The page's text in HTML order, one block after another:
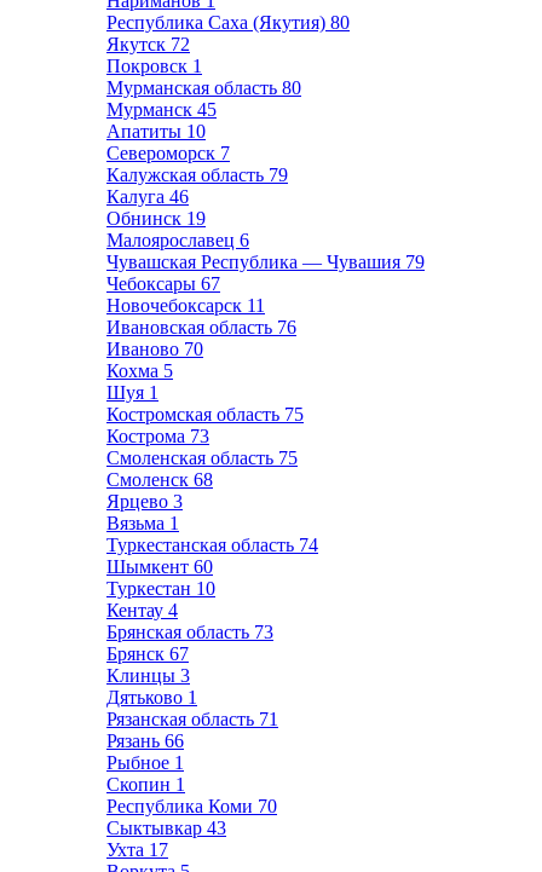
Республика Саха (Якутия) 80
Якутск 72
Покровск 1
Мурманская область 80
Мурманск 45
Апатиты 10
Североморск 7
Калужская область 79
Калуга 46
Обнинск 19
Малоярославец 6
Чувашская Республика — Чувашия 79
Чебоксары 67
Новочебоксарск 11
Ивановская область 76
Иваново 70
Кохма 5
Шуя 1
Костромская область 75
Кострома 73
Смоленская область 75
Смоленск 68
Ярцево 3
Вязьма 1
Туркестанская область 74
Шымкент 60
Туркестан 10
Кентау 4
Брянская область 73
Брянск 67
Клинцы 3
Дятьково 1
Рязанская область 71
Рязань 66
Рыбное 1
Скопин 1
Республика Коми 70
Сыктывкар 43
Ухта 17